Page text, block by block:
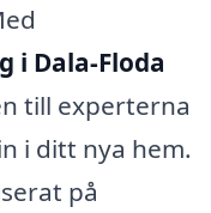
i Dala-Floda
till experterna
i ditt nya hem.
på